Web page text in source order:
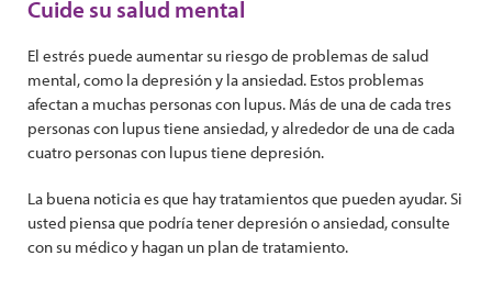
Cuide su salud mental
El estrés puede aumentar su riesgo de problemas de salud
mental, como la depresión y la ansiedad. Estos problemas
afectan a muchas personas con lupus. Más de una de cada tres
personas con lupus tiene ansiedad, y alrededor de una de cada
cuatro personas con lupus tiene depresión.
La buena noticia es que hay tratamientos que pueden ayudar. Si
usted piensa que podría tener depresión o ansiedad, consulte
con su médico y hagan un plan de tratamiento.